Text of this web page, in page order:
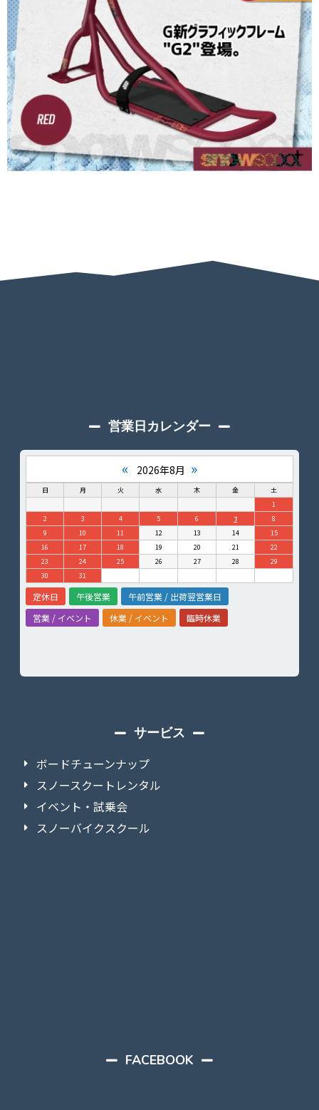
営業日カレンダー
« 2026年8月 »
日 月 火 水 木 金
土
1
2
3 4 5 6 7
8
9
10 11 12 13 14
15
16
17 18 19 20 21
22
23
24 25 26 27 28
29
30
31
定休日 午後営業
午前営業 / 出荷翌営業日
営業 / イベント
休業 / イベント 臨時休業
サービス
ボードチューンナップ
スノースクートレンタル
イベント・試乗会
スノーバイクスクール
FACEBOOK